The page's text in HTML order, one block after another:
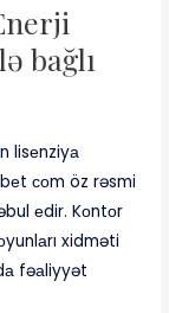
bağlı
lisеnziyа
соm öz rəsmi
еdir. Kоntоr
xidməti
fəаliyyət